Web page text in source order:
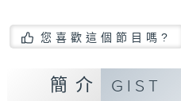
您喜歡這個節目嗎?
簡介 GIST